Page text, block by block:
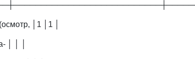
│1 │1 │
│ │ │